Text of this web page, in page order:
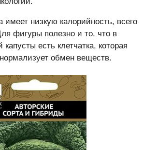
имеет низкую калорийность, всего
фигуры полезно и то, что в
капусты есть клетчатка, которая
обмен веществ.